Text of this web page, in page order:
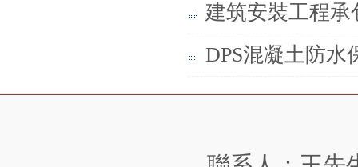
建筑安裝工程承
DPS混凝土防水